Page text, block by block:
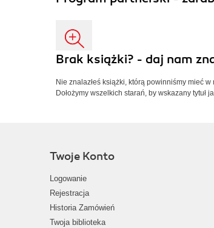
Brak książki? - daj nam
Nie znalazłeś książki, którą powinniśmy mieć
Dołożymy wszelkich starań, by wskazany tytuł
Twoje Konto
Logowanie
Rejestracja
Historia Zamówień
Twoja biblioteka